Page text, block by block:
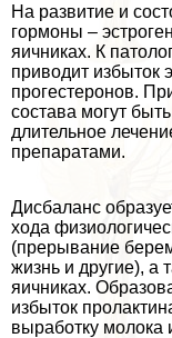
На развитие и
гормоны –
яичниках. К
приводит избыток
прогестеронов.
состава могут
длительное
препаратами.
Дисбаланс
хода
(прерывание
жизнь и другие), а
яичниках.
избыток
выработку молока